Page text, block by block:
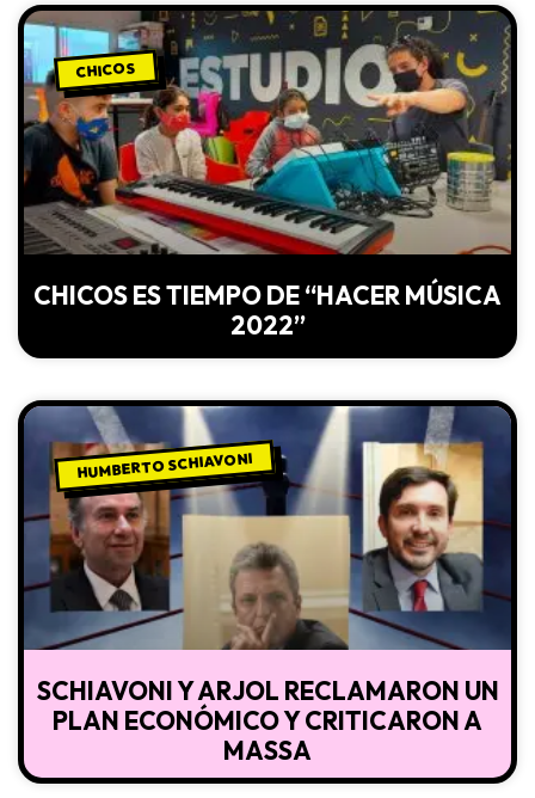
CHICOS
CHICOS ES TIEMPO DE “HACER MÚSICA
2022”
HUMBERTO SCHIAVONI
SCHIAVONI Y ARJOL RECLAMARON UN
PLAN ECONÓMICO Y CRITICARON A
MASSA